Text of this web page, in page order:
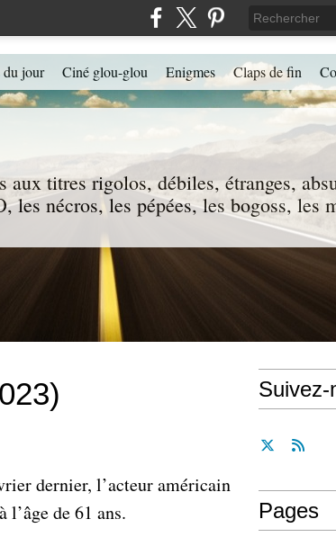
titres rigolos, débiles, étranges,
nécros, les pépées, les bogoss, les
du jour Ciné glou-glou Enigmes Claps de fin
dernier, l’acteur américain
l’âge de 61 ans.
Suivez-
Pages